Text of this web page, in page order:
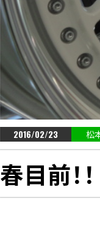
2016/02/23 松
春目前！！